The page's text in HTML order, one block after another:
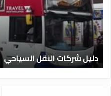
ا
ل
ف
ن
ا
د
ق
ا
ل
دليل الفنادق المصرية